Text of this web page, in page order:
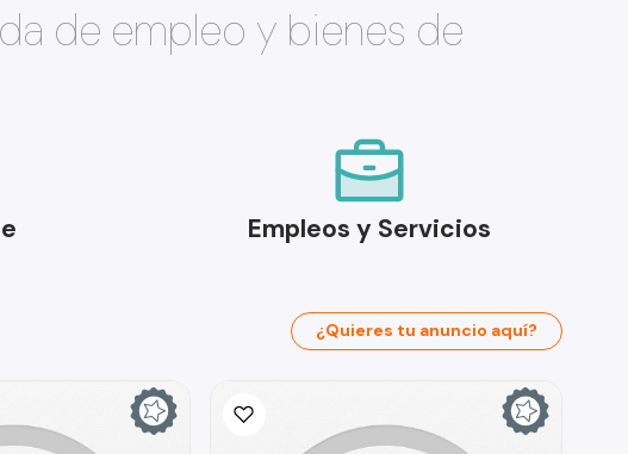
de empleo y bienes de
Empleos y Servicios
¿Quieres tu anuncio aquí?